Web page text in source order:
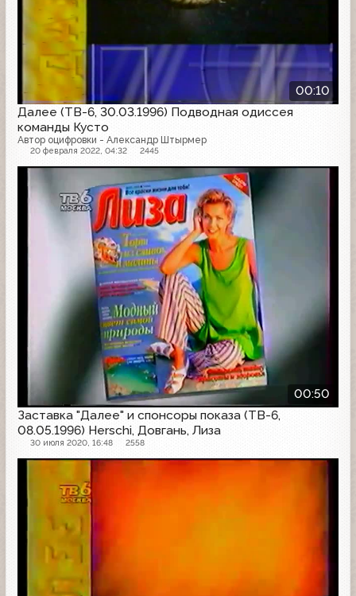
00:10
Далее (ТВ-6, 30.03.1996) Подводная одиссея
команды Кусто
Автор оцифровки - Александр Штырмер
20 февраля 2022, 04:32 2445
00:50
Заставка "Далее" и спонсоры показа (ТВ-6,
08.05.1996) Herschi, Довгань, Лиза
30 июля 2020, 16:48 2558